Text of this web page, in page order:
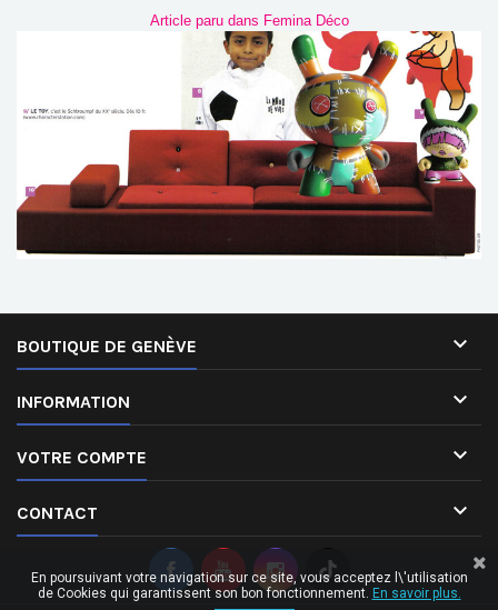
Article paru dans Femina Déco
BOUTIQUE DE GENÈVE 
INFORMATION 
VOTRE COMPTE 
CONTACT 
En poursuivant votre navigation sur ce site, vous acceptez l\'utilisation
de Cookies qui garantissent son bon fonctionnement. En savoir plus.